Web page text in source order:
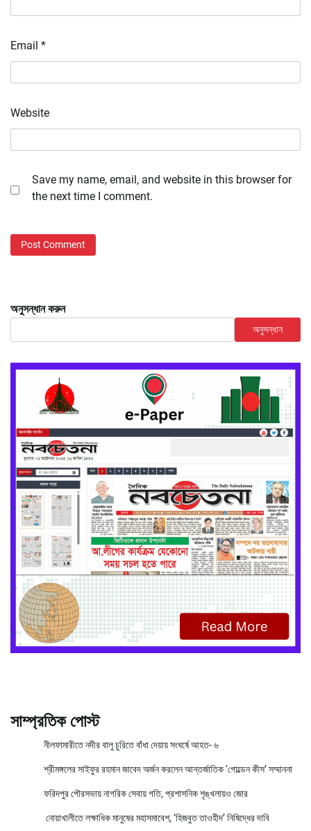
Email *
Website
Save my name, email, and website in this browser for
the next time I comment.
অনুসন্ধান করুন
অনুসন্ধান
সাম্প্রতিক পোস্ট
নীলফামারীতে নদীর বালু চুরিতে বাঁধা দেয়ায় সংঘর্ষে আহত- ৬
শ্রীমঙ্গলের সাইফুর রহমান জাবেদ অর্জন করলেন আন্তর্জাতিক ‘গোল্ডেন কীস’ সম্মাননা
ফরিদপুর পৌরসভায় নাগরিক সেবায় গতি, প্রশাসনিক শৃঙ্খলায়ও জোর
নোয়াখালীতে লক্ষাধিক মানুষের মহাসমাবেশ, ‘হিজবুত তাওহীদ’ নিষিদ্ধের দাবি